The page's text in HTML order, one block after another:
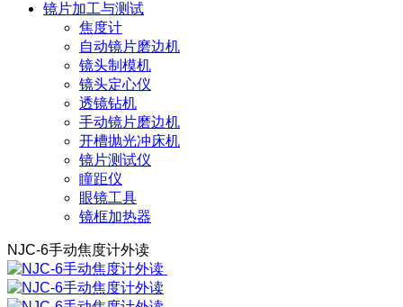
镜片加工与测试
焦度计
自动镜片磨边机
镜头制模机
镜头定心仪
透镜钻机
手动镜片磨边机
开槽抛光冲床机
镜片测试仪
瞳距仪
眼镜工具
镜框加热器
NJC-6手动焦度计外读